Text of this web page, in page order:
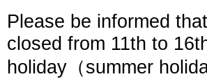
Please be informed
closed from 11th to
holiday（summer